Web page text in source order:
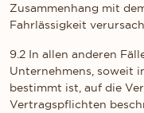
Zusammenhang mit
Fahrlässigkeit
9.2 In allen anderen
Unternehmens, soweit
bestimmt ist, auf die
Vertragspflichten